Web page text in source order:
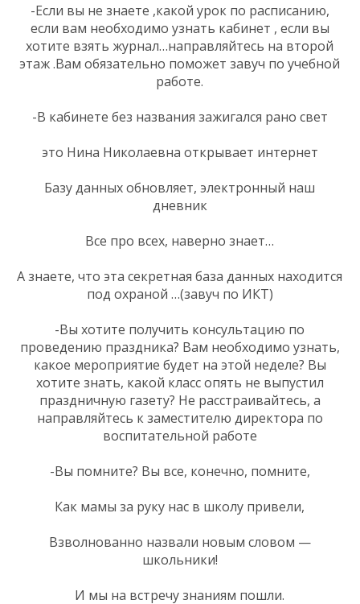
-Если вы не знаете ,какой урок по расписанию,
если вам необходимо узнать кабинет , если вы
хотите взять журнал…направляйтесь на второй
этаж .Вам обязательно поможет завуч по учебной
работе.
-В кабинете без названия зажигался рано свет
это Нина Николаевна открывает интернет
Базу данных обновляет, электронный наш
дневник
Все про всех, наверно знает…
А знаете, что эта секретная база данных находится
под охраной …(завуч по ИКТ)
-Вы хотите получить консультацию по
проведению праздника? Вам необходимо узнать,
какое мероприятие будет на этой неделе? Вы
хотите знать, какой класс опять не выпустил
праздничную газету? Не расстраивайтесь, а
направляйтесь к заместителю директора по
воспитательной работе
-Вы помните? Вы все, конечно, помните,
Как мамы за руку нас в школу привели,
Взволнованно назвали новым словом —
школьники!
И мы на встречу знаниям пошли.